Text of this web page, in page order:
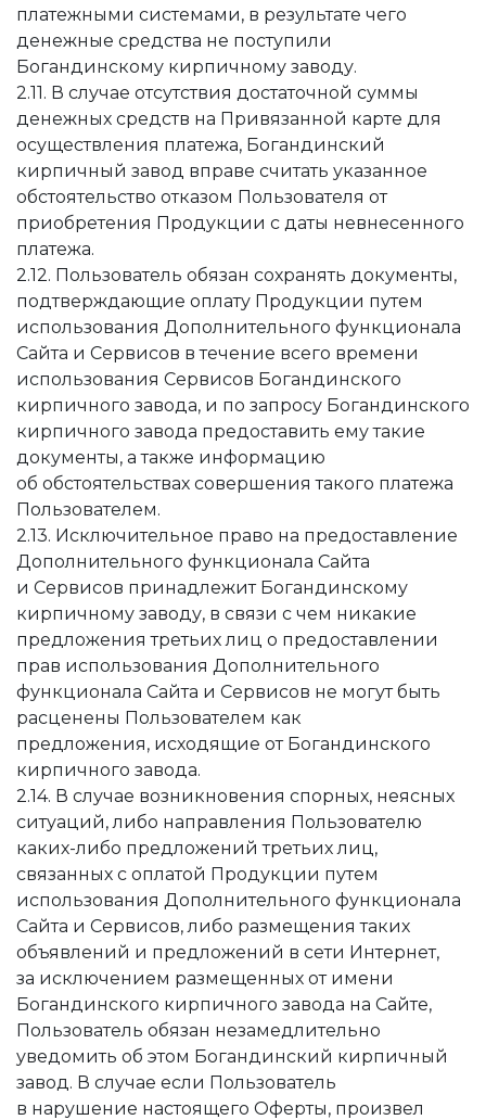
платежными системами, в результате чего
денежные средства не поступили
Богандинскому кирпичному заводу.
2.11. В случае отсутствия достаточной суммы
денежных средств на Привязанной карте для
осуществления платежа, Богандинский
кирпичный завод вправе считать указанное
обстоятельство отказом Пользователя от
приобретения Продукции с даты невнесенного
платежа.
2.12. Пользователь обязан сохранять документы,
подтверждающие оплату Продукции путем
использования Дополнительного функционала
Сайта и Сервисов в течение всего времени
использования Сервисов Богандинского
кирпичного завода, и по запросу Богандинского
кирпичного завода предоставить ему такие
документы, а также информацию
об обстоятельствах совершения такого платежа
Пользователем.
2.13. Исключительное право на предоставление
Дополнительного функционала Сайта
и Сервисов принадлежит Богандинскому
кирпичному заводу, в связи с чем никакие
предложения третьих лиц о предоставлении
прав использования Дополнительного
функционала Сайта и Сервисов не могут быть
расценены Пользователем как
предложения, исходящие от Богандинского
кирпичного завода.
2.14. В случае возникновения спорных, неясных
ситуаций, либо направления Пользователю
каких-либо предложений третьих лиц,
связанных с оплатой Продукции путем
использования Дополнительного функционала
Сайта и Сервисов, либо размещения таких
объявлений и предложений в сети Интернет,
за исключением размещенных от имени
Богандинского кирпичного завода на Сайте,
Пользователь обязан незамедлительно
уведомить об этом Богандинский кирпичный
завод. В случае если Пользователь
в нарушение настоящего Оферты, произвел